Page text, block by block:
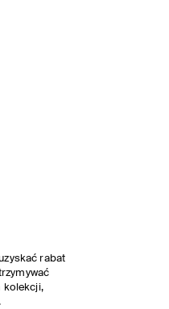
rabat
kolekcji,